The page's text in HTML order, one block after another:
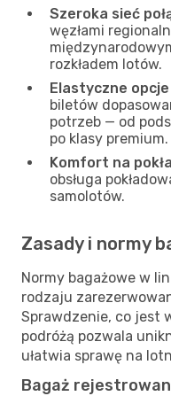
Szeroka sieć
węzłami
rozkładem lotów.
Elastyczne
biletów
potrzeb — od
po klasy premium.
Komfort na
obsługa
samolotów.
Zasady i normy
Normy bagażowe w
rodzaju
Sprawdzenie, co jest
podróżą pozwala
ułatwia sprawę na
Bagaż